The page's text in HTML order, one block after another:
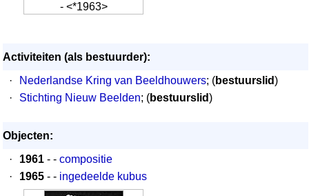
- <*1963>
Activiteiten (als bestuurder):
·
Nederlandse Kring van Beeldhouwers; (bestuurslid)
·
Stichting Nieuw Beelden; (bestuurslid)
Objecten:
·
1961 - - compositie
·
1965 - - ingedeelde kubus